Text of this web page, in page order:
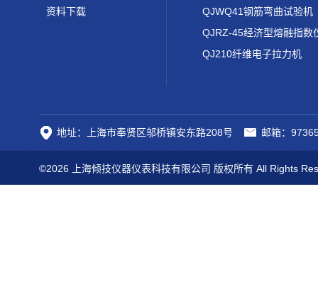
资料下载
QJWQ41钢筋弯曲试验机
QJRZ-45经济型熔融指数
QJ210纤维电子拉力机
地址：上海市奉贤区邬桥镇安东路208号 邮箱：
©2026 上海倾技仪器仪表科技有限公司 版权所有 All Rights